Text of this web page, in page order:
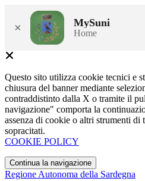
× MySuni
Home
Questo sito utilizza cookie tecnici e
chiusura del banner mediante
contraddistinto dalla X o tramite il
navigazione" comporta la
assenza di cookie o altri strumenti di
sopracitati.
COOKIE POLICY
Continua la navigazione
Regione Autonoma della Sardegna